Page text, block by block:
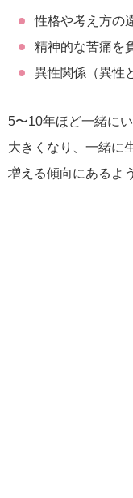
性格や考え方の
精神的な苦痛を
異性関係（異性
5〜10年ほど一緒に
大きくなり、一緒に
増える傾向にあるよ